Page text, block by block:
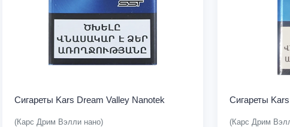
Сигареты Kars Dream Valley Nanotek
(Карс Дрим Вэлли нано)
Сигареты
(Карс Дрим